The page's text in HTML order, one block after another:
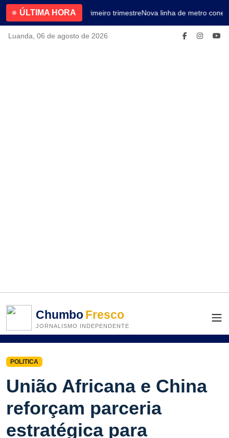
ÚLTIMA HORA4.2% no primeiro trimestreNova linha de metro
Luanda, 06 de agosto de 2026
ChumboFresco
JORNALISMO INDEPENDENTE
POLITICA
União Africana e China
reforçam parceria
estratégica para